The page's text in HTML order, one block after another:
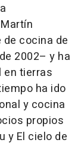
cocina de
2002– y ha
en tierras
ha ido
y cocina
propios
y El cielo de